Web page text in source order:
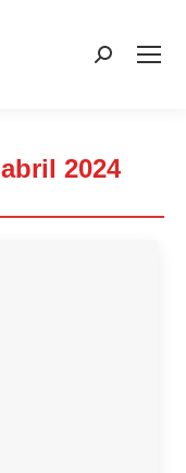
Buscar:
abril 2024